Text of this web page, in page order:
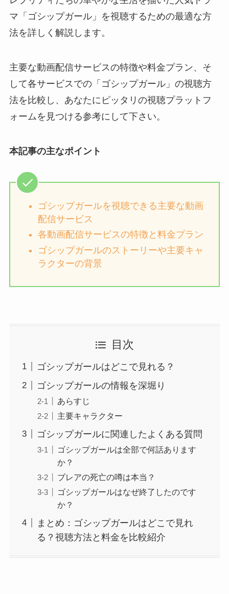
マ「ゴシップガール」を視聴するための最適な方
法を詳しく解説します。
主要な動画配信サービスの特徴や料金プラン、そ
して各サービスでの「ゴシップガール」の視聴方
法を比較し、あなたにピッタリの視聴プラットフ
ォームを見つける参考にして下さい。
本記事の主なポイント
ゴシップガールを視聴できる主要な動画
配信サービス
各動画配信サービスの特徴と料金プラン
ゴシップガールのストーリーや主要キャ
ラクターの背景
目次
ゴシップガールはどこで見れる？
ゴシップガールの情報を深堀り
あらすじ
主要キャラクター
ゴシップガールに関連したよくある質問
ゴシップガールは全部で何話あります
か？
ブレアの死亡の噂は本当？
ゴシップガールはなぜ終了したのです
か？
まとめ：ゴシップガールはどこで見れ
る？視聴方法と料金を比較紹介